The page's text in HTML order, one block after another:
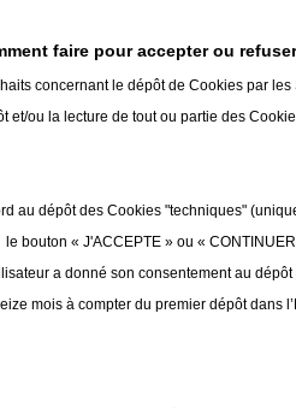
faire pour accepter ou
concernant le dépôt de Cookies par
et/ou la lecture de tout ou partie des
au dépôt des Cookies "techniques"
bouton « J'ACCEPTE » ou «
a donné son consentement au
mois à compter du premier dépôt